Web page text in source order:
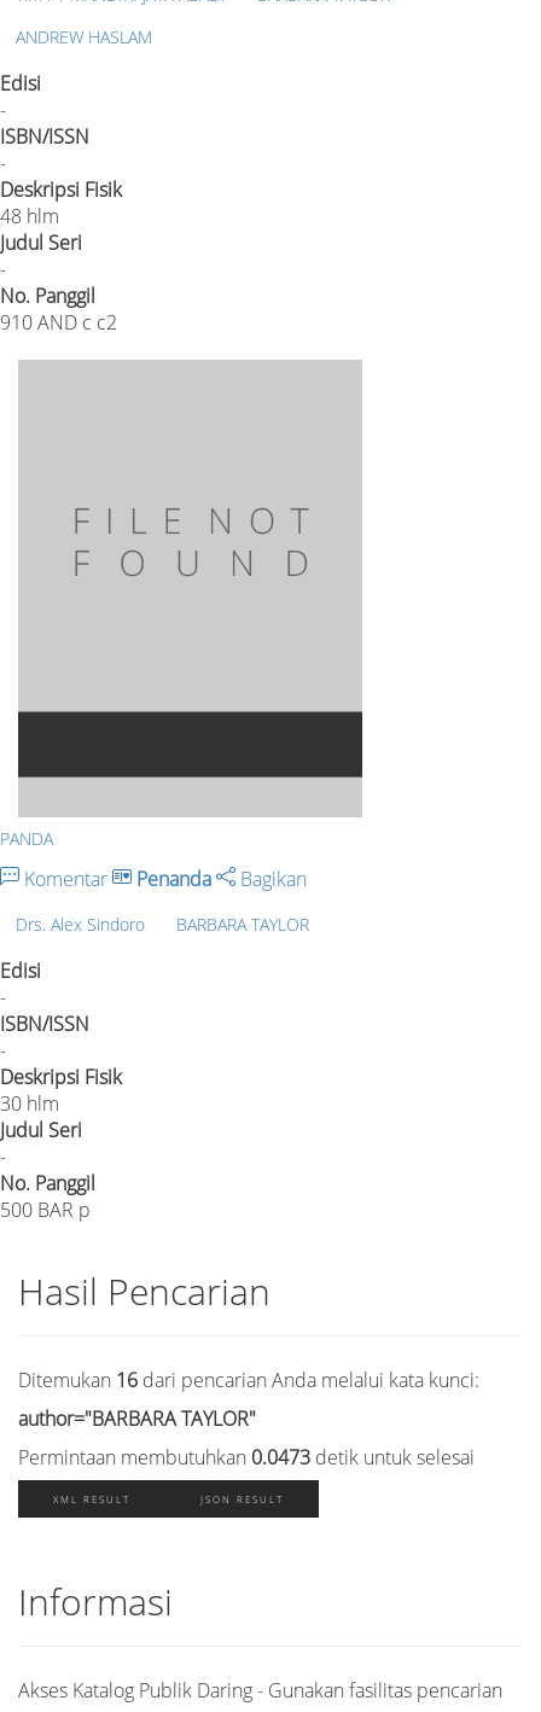
ANDREW HASLAM
Edisi
-
ISBN/ISSN
-
Deskripsi Fisik
48 hlm
Judul Seri
-
No. Panggil
910 AND c c2
PANDA
Komentar Penanda Bagikan
Drs. Alex Sindoro BARBARA TAYLOR
Edisi
-
ISBN/ISSN
-
Deskripsi Fisik
30 hlm
Judul Seri
-
No. Panggil
500 BAR p
Hasil Pencarian
Ditemukan 16 dari pencarian Anda melalui kata kunci:
author="BARBARA TAYLOR"
Permintaan membutuhkan 0.0473 detik untuk selesai
XML RESULT JSON RESULT
Informasi
Akses Katalog Publik Daring - Gunakan fasilitas pencarian